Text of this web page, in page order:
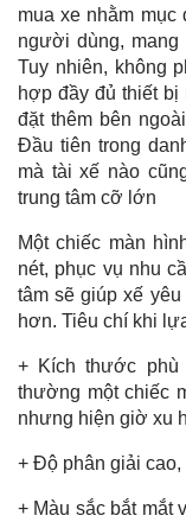
mua xe nhằm
người dùng, mang
Tuy nhiên, không
hợp đầy đủ thiết bị
đặt thêm bên
Đầu tiên trong
mà tài xế nào
trung tâm cỡ lớn
Một chiếc màn
nét, phục vụ nhu
tâm sẽ giúp xế
hơn. Tiêu chí khi
+ Kích thước phù
thường một chiếc
nhưng hiện giờ xu
+ Độ phân giải cao,
+ Màu sắc bắt mắt